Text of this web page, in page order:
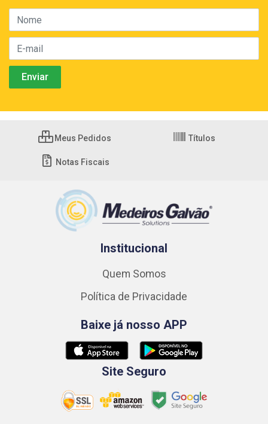
Meus Pedidos Títulos
Notas Fiscais
Institucional
Quem Somos
Política de Privacidade
Baixe já nosso APP
Site Seguro